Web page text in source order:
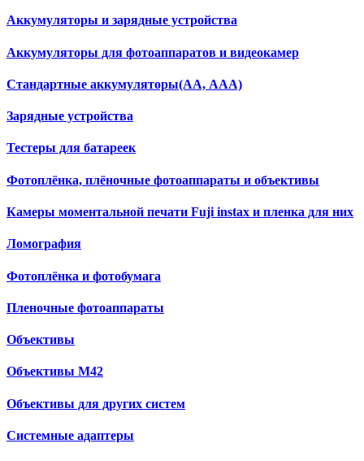
Аккумуляторы и зарядные устройства
Аккумуляторы для фотоаппаратов и видеокамер
Cтандартные аккумуляторы(АА, ААА)
Зарядные устройства
Тестеры для батареек
Фотоплёнка, плёночные фотоаппараты и объективы
Камеры моментальной печати Fuji instax и пленка для них
Ломография
Фотоплёнка и фотобумага
Пленочные фотоаппараты
Объективы
Объективы М42
Объективы для других систем
Cистемные адаптеры